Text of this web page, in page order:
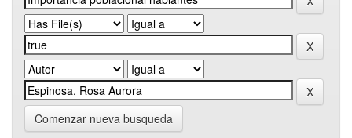
Comenzar nueva busqueda